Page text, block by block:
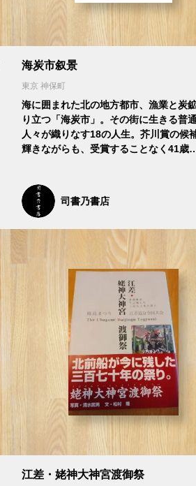
海炭市叙景
東京 神保町
海に囲まれた北の地方都市、漁業と炭
り立つ「海炭市」。その街に生きる普
人々が織りなす18の人生。芥川賞の候
輝きながらも、受賞することなく41歳
司書乃書店
江差・姥神大神宮渡御祭